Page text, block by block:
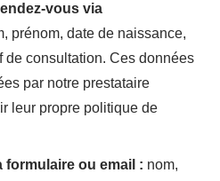
vous via
prénom, date de naissance,
de consultation. Ces données
par notre prestataire
leur propre politique de
ou email : nom,